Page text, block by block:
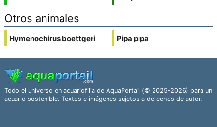
Otros animales
Hymenochirus boettgeri Pipa pipa
Todo el universo en acuariofilia de AquaPortail (© 2025-2026) para un
acuario sostenible. Textos e imágenes sujetos a derechos de autor.